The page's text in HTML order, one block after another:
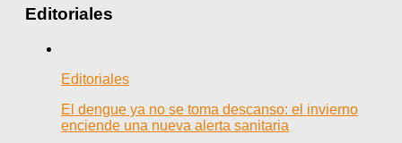
Editoriales
Editoriales
El dengue ya no se toma descanso: el invierno
enciende una nueva alerta sanitaria